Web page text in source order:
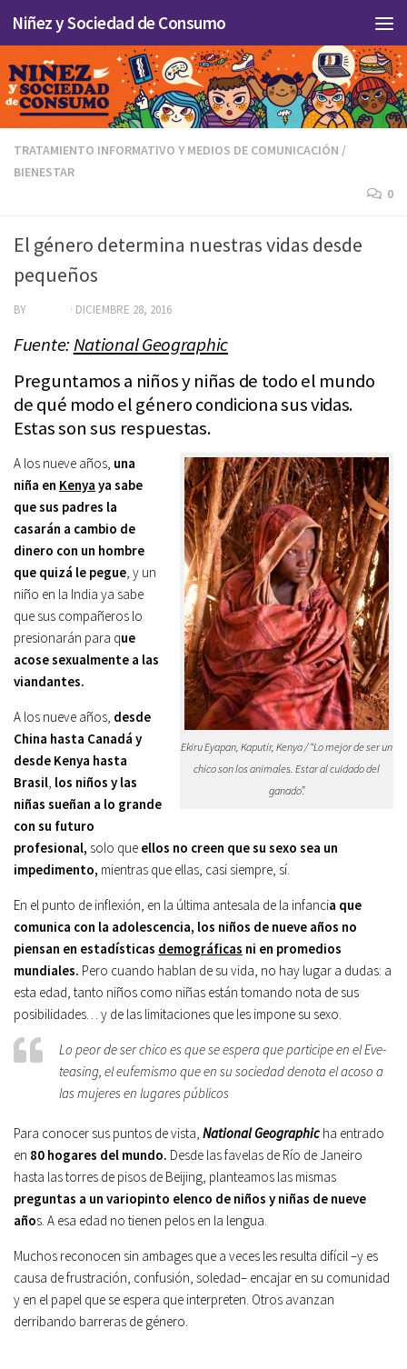
Skip to content
Niñez y Sociedad de Consumo
TRATAMIENTO INFORMATIVO Y MEDIOS DE COMUNICACIÓN /
BIENESTAR
0
El género determina nuestras vidas desde
pequeños
BY · DICIEMBRE 28, 2016
Fuente:National Geographic
Preguntamos a niños y niñas de todo el mundo
de qué modo el género condiciona sus vidas.
Estas son sus respuestas.
Ekiru Eyapan, Kaputir, Kenya / “Lo mejor de ser un
chico son los animales. Estar al cuidado del
ganado”.
A los nueve años, una
niña en Kenya ya sabe
que sus padres la
casarán a cambio de
dinero con un hombre
que quizá le pegue, y un
niño en la India ya sabe
que sus compañeros lo
presionarán para que
acose sexualmente a las
viandantes.
A los nueve años, desde
China hasta Canadá y
desde Kenya hasta
Brasil, los niños y las
niñas sueñan a lo grande
con su futuro
profesional, solo que ellos no creen que su sexo sea un
impedimento, mientras que ellas, casi siempre, sí.
En el punto de inflexión, en la última antesala de la infancia que
comunica con la adolescencia, los niños de nueve años no
piensan en estadísticas demográficas ni en promedios
mundiales. Pero cuando hablan de su vida, no hay lugar a dudas: a
esta edad, tanto niños como niñas están tomando nota de sus
posibilidades… y de las limitaciones que les impone su sexo.
Lo peor de ser chico es que se espera que participe en el Eve-
teasing, el eufemismo que en su sociedad denota el acoso a
las mujeres en lugares públicos
Para conocer sus puntos de vista, National Geographic ha entrado
en 80 hogares del mundo. Desde las favelas de Río de Janeiro
hasta las torres de pisos de Beijing, planteamos las mismas
preguntas a un variopinto elenco de niños y niñas de nueve
años. A esa edad no tienen pelos en la lengua.
Muchos reconocen sin ambages que a veces les resulta difícil –y es
causa de frustración, confusión, soledad– encajar en su comunidad
y en el papel que se espera que interpreten. Otros avanzan
derribando barreras de género.